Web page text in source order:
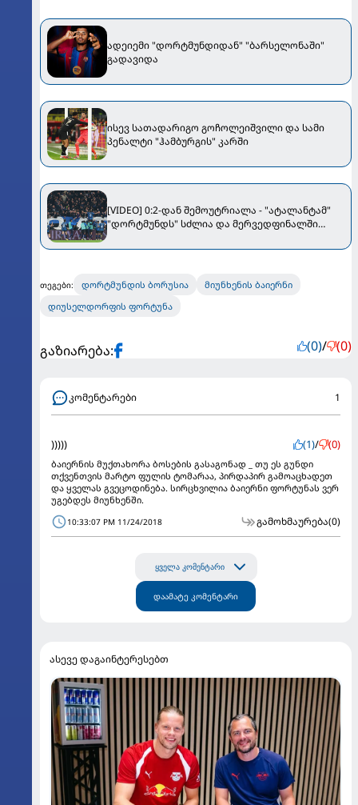
ადეიემი "დორტმუნდიდან" "ბარსელონაში"
გადავიდა
ისევ სათადარიგო გოჩოლეიშვილი და სამი
პენალტი "ჰამბურგის" კარში
[VIDEO] 0:2-დან შემოუტრიალა - "ატალანტამ"
"დორტმუნდს" სძლია და მერვედფინალში
თეგები: დორტმუნდის ბორუსია
მიუნხენის ბაიერნი
დიუსელდორფის ფორტუნა
გაზიარება: (0)/ (0)
კომენტარები 1
))))) (1)/ (0)
ბაიერნის მუქთახორა ბოსების გასაგონად _ თუ ეს გუნდი
თქვენთვის მარტო ფულის ტომარაა, პირდაპირ გამოაცხადეთ
და ყველას გვეცოდინება. სირცხვილია ბაიერნი ფორტუნას ვერ
უგებდეს მიუნხენში.
10:33:07 PM 11/24/2018 გამოხმაურება(0)
ყველა კომენტარი
დაამატე კომენტარი
ასევე დაგაინტერესებთ